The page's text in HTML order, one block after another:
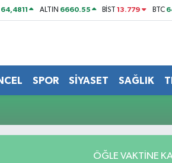
64,4811 ALTIN 6660.55 BİST13.779 BTC
SPOR SİYASET SAĞLIK
ÖĞLE VAKTİNE